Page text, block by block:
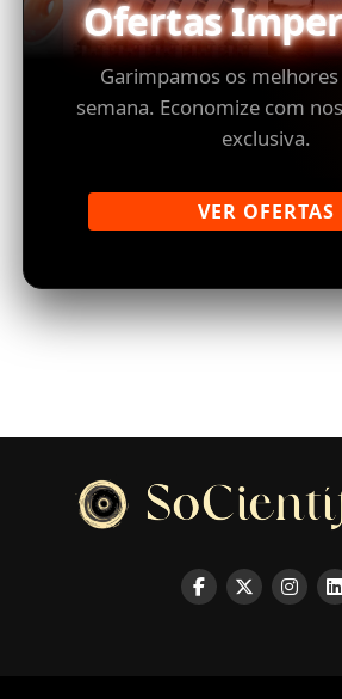
Ofertas
Garimpamos os
semana. Economize com
exclusiva.
VER OFERTAS